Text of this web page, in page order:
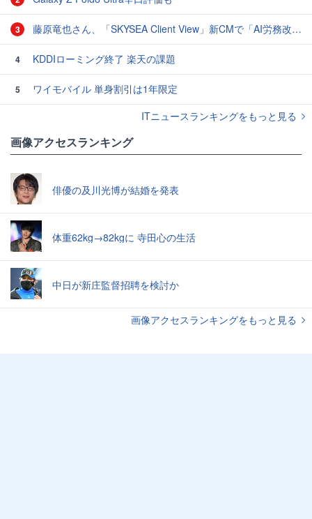
3 藤原竜也さん、「SKYSEA Client View」新CMで「AI労務改善」をアピール 働き方をAIが分析したら「すぐに休んで」と言われる？
4 KDDIローミング終了 楽天の課題
5
ワイモバイル 単身割引は1年限定
ITニュースランキングをもっと見る
画像アクセスランキング
俳優の及川光博が結婚を発表
体重62kg→82kgに 寺田心の生活
中日が新庄監督招聘を検討か
画像アクセスランキングをもっと見る